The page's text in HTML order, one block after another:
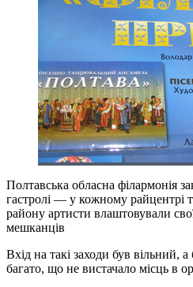
Полтавська обласна філармонія
гастролі — у кожному райцентрі
району артисти влаштовували
мешканців
Вхід на такі заходи був вільний,
багато, що не вистачало місць в